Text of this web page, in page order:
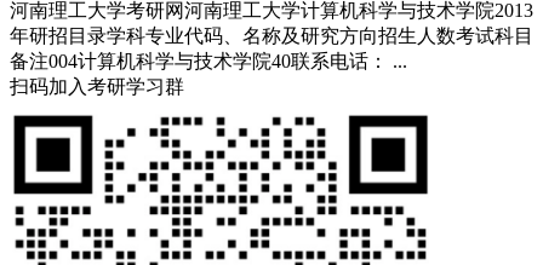
河南理工大学考研网河南理工大学计算机科学与技术学院2013
年研招目录学科专业代码、名称及研究方向招生人数考试科目
备注004计算机科学与技术学院40联系电话： ...
扫码加入考研学习群